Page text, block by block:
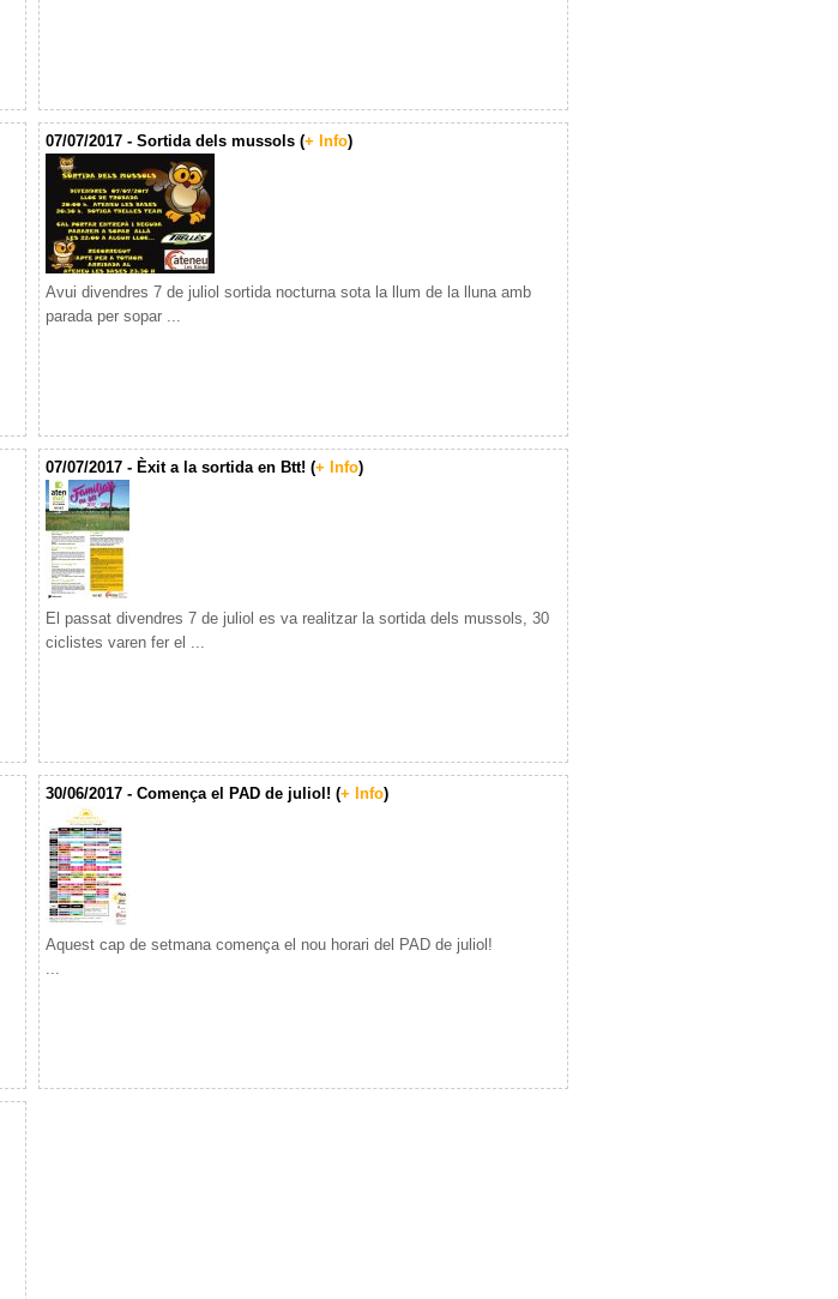
07/07/2017 - Sortida dels mussols (+ Info)
Avui divendres 7 de juliol sortida nocturna sota la llum de la lluna amb
parada per sopar ...
07/07/2017 - Èxit a la sortida en Btt! (+ Info)
El passat divendres 7 de juliol es va realitzar la sortida dels mussols, 30
ciclistes varen fer el ...
30/06/2017 - Comença el PAD de juliol! (+ Info)
Aquest cap de setmana comença el nou horari del PAD de juliol!
...